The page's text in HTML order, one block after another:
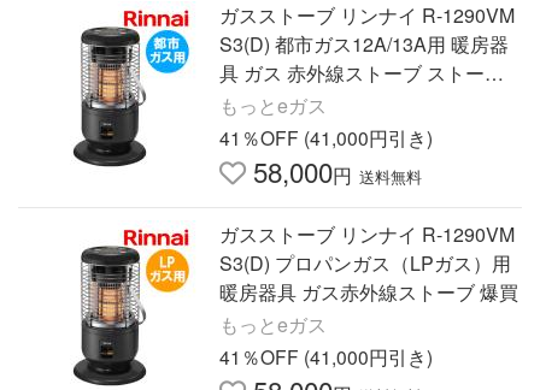
ガスストーブ リンナイ R-1290VM
S3(D) 都市ガス12A/13A用 暖房器
具 ガス 赤外線ストーブ ストーブ ri
nnai 激安 爆買
もっとeガス
41％OFF (41,000円引き)
58,000円 送料無料
ガスストーブ リンナイ R-1290VM
S3(D) プロパンガス（LPガス）用
暖房器具 ガス赤外線ストーブ 爆買
もっとeガス
41％OFF (41,000円引き)